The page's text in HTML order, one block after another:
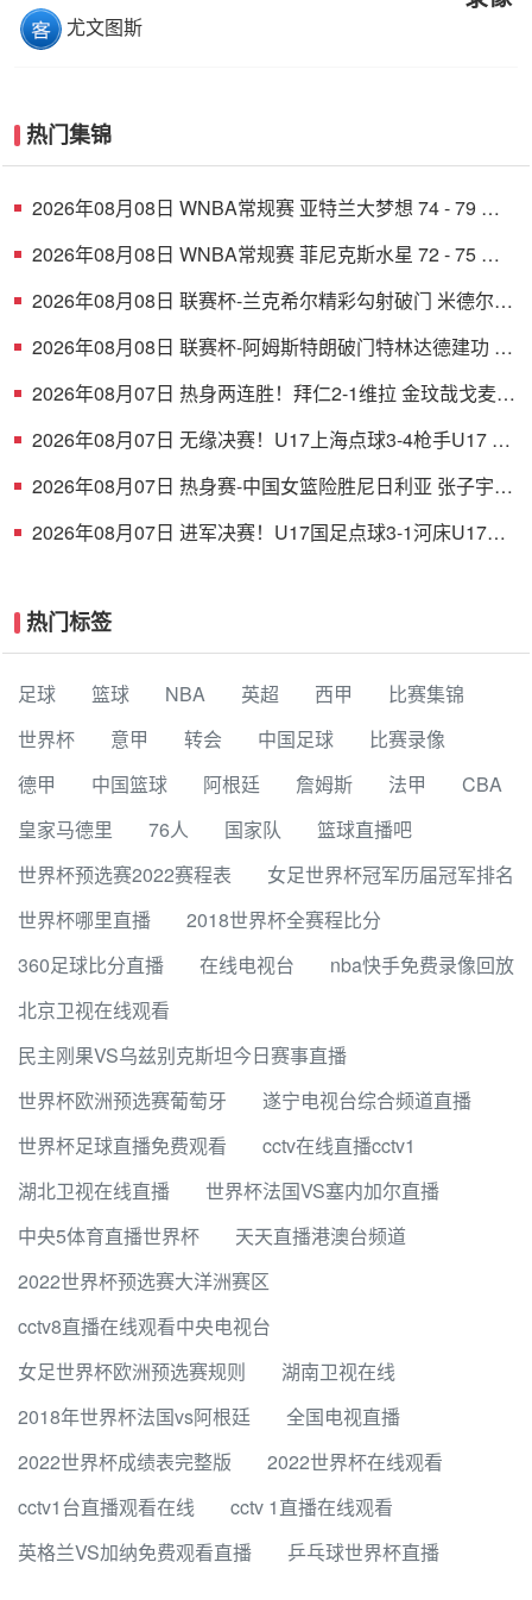
尤文图斯
热门集锦
2026年08月08日 WNBA常规赛 亚特兰大梦想 74 - 79 华
2026年08月08日 WNBA常规赛 菲尼克斯水星 72 - 75 康
2026年08月08日 联赛杯-兰克希尔精彩勾射破门 米德尔斯
2026年08月08日 联赛杯-阿姆斯特朗破门特林达德建功 狼
2026年08月07日 热身两连胜！拜仁2-1维拉 金玟哉戈麦斯
2026年08月07日 无缘决赛！U17上海点球3-4枪手U17 李
2026年08月07日 热身赛-中国女篮险胜尼日利亚 张子宇
2026年08月07日 进军决赛！U17国足点球3-1河床U17将
热门标签
足球 篮球 NBA 英超 西甲
比赛集锦
世界杯
意甲 转会 中国足球
比赛录像
德甲
中国篮球 阿根廷 詹姆斯 法甲
CBA
皇家马德里
76人 国家队
篮球直播吧
世界杯预选赛2022赛程表
女足世界杯冠军历届冠军排名
世界杯哪里直播
2018世界杯全赛程比分
360足球比分直播
在线电视台
nba快手免费录像回放
北京卫视在线观看
民主刚果VS乌兹别克斯坦今日赛事直播
世界杯欧洲预选赛葡萄牙
遂宁电视台综合频道直播
世界杯足球直播免费观看
cctv在线直播cctv1
湖北卫视在线直播
世界杯法国VS塞内加尔直播
中央5体育直播世界杯
天天直播港澳台频道
2022世界杯预选赛大洋洲赛区
cctv8直播在线观看中央电视台
女足世界杯欧洲预选赛规则
湖南卫视在线
2018年世界杯法国vs阿根廷
全国电视直播
2022世界杯成绩表完整版
2022世界杯在线观看
cctv1台直播观看在线
cctv 1直播在线观看
英格兰VS加纳免费观看直播
乒乓球世界杯直播